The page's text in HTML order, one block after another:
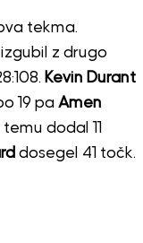
tekma.
z drugo
Kevin Durant
19 pa Amen
temu dodal 11
dosegel 41 točk.